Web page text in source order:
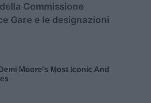
Commissione
Gare e le designazioni